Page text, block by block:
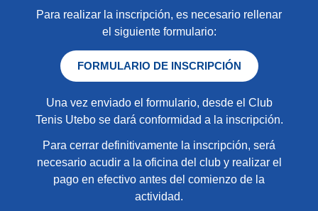
Para realizar la inscripción, es necesario rellenar
el siguiente formulario:
FORMULARIO DE INSCRIPCIÓN
Una vez enviado el formulario, desde el Club
Tenis Utebo se dará conformidad a la inscripción.
Para cerrar definitivamente la inscripción, será
necesario acudir a la oficina del club y realizar el
pago en efectivo antes del comienzo de la
actividad.